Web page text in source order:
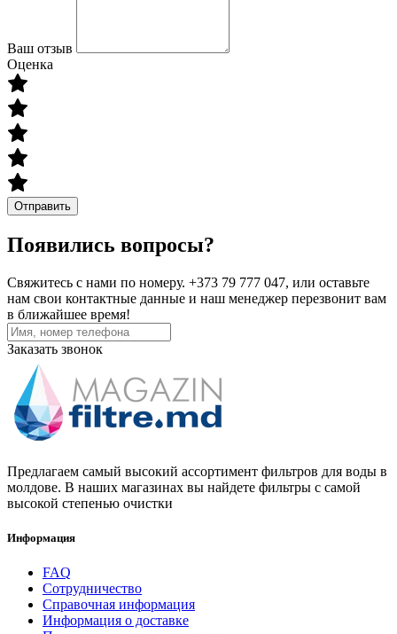
Ваш отзыв
Оценка
Отправить
Появились вопросы?
Свяжитесь с нами по номеру. +373 79 777 047, или оставьте
нам свои контактные данные и наш менеджер перезвонит вам
в ближайшее время!
Заказать звонок
Предлагаем самый высокий ассортимент фильтров для воды в
молдове. В наших магазинах вы найдете фильтры с самой
высокой степенью очистки
Информация
FAQ
Сотрудничество
Справочная информация
Информация о доставке